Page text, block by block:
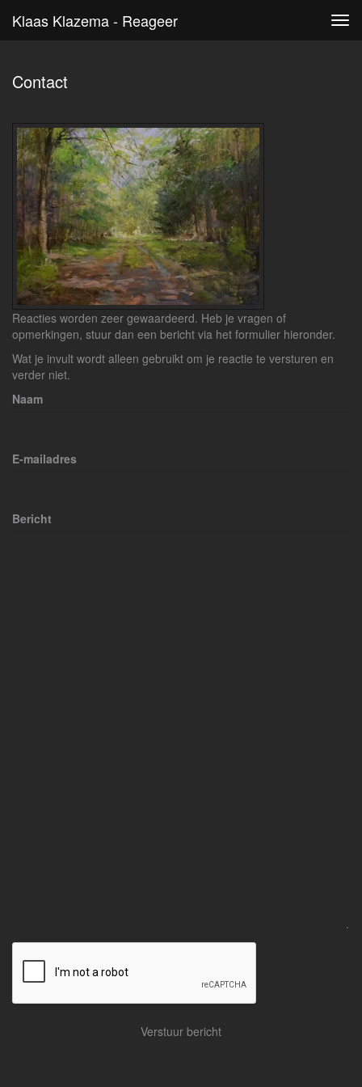
Klaas Klazema - Reageer
Contact
Reacties worden zeer gewaardeerd. Heb je vragen of
opmerkingen, stuur dan een bericht via het formulier hieronder.
Wat je invult wordt alleen gebruikt om je reactie te versturen en
verder niet.
Naam
E-mailadres
Bericht